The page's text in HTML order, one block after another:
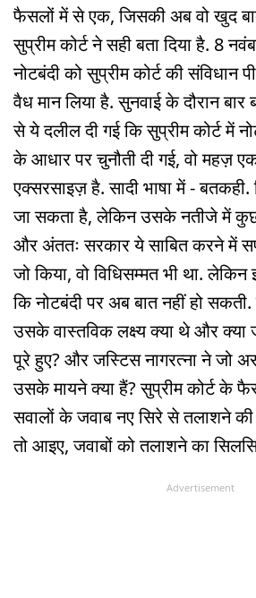
फैसलों में से एक, जिसकी अब वो खुद
सुप्रीम कोर्ट ने सही बता दिया है. 8
नोटबंदी को सुप्रीम कोर्ट की
वैध मान लिया है. सुनवाई के दौरान
से ये दलील दी गई कि सुप्रीम कोर्ट में
के आधार पर चुनौती दी गई, वो महज़
एक्सरसाइज़ है. सादी भाषा में -
जा सकता है, लेकिन उसके नतीजे में कुछ
और अंततः सरकार ये साबित करने में
जो किया, वो विधिसम्मत भी था.
कि नोटबंदी पर अब बात नहीं हो
उसके वास्तविक लक्ष्य क्या थे और क्या
पूरे हुए? और जस्टिस नागरत्ना ने जो
उसके मायने क्या हैं? सुप्रीम कोर्ट के
सवालों के जवाब नए सिरे से तलाशने की
तो आइए, जवाबों को तलाशने का
Advertisement